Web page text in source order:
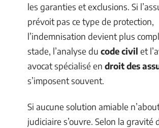
les garanties et exclusions. Si
prévoit pas ce type de protection,
l’indemnisation devient plus
stade, l’analyse du code civil et
avocat spécialisé en droit des
s’imposent souvent.
Si aucune solution amiable
judiciaire s’ouvre. Selon la gravité